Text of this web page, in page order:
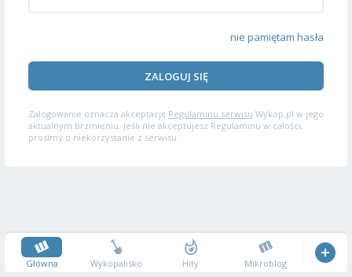
nie pamiętam hasła
ZALOGUJ SIĘ
Zalogowanie oznacza akceptację Regulaminu serwisu Wykop.pl w jego
aktualnym brzmieniu. Jeśli nie akceptujesz Regulaminu w całości,
prosimy o niekorzystanie z serwisu.
Główna Wykopalisko Hity Mikroblog